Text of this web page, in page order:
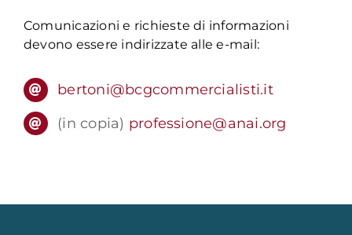
Comunicazioni e richieste di informazioni
devono essere indirizzate alle e-mail:
bertoni@bcgcommercialisti.it
(in copia) professione@anai.org